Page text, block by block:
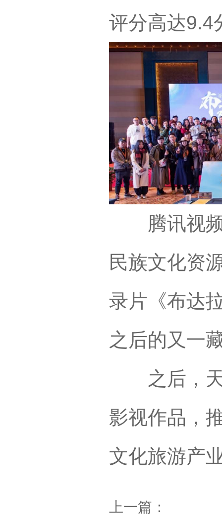
评分高达9.4
腾讯视频
民族文化资
录片《布达
之后的又一
之后，天
影视作品，
文化旅游产
上一篇：